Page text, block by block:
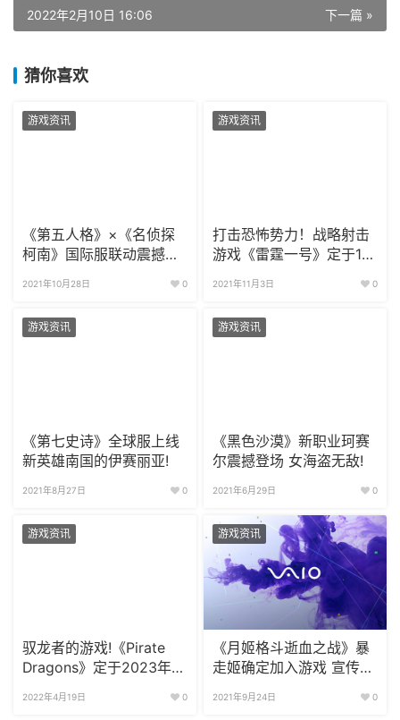
下一篇 »
2022年2月10日 16:06
猜你喜欢
游戏资讯
《第五人格》×《名侦探
柯南》国际服联动震撼开
2021年10月28日 0
游戏资讯
打击恐怖势力！战略射击
游戏《雷霆一号》定于12
2021年11月3日 0
游戏资讯
《第七史诗》全球服上线
新英雄南国的伊赛丽亚!
2021年8月27日 0
游戏资讯
《黑色沙漠》新职业珂赛
尔震撼登场 女海盗无敌!
2021年6月29日 0
游戏资讯
驭龙者的游戏!《Pirate
Dragons》定于2023年上
2022年4月19日 0
游戏资讯
《月姬格斗逝血之战》暴
走姬确定加入游戏 宣传
2021年9月24日 0